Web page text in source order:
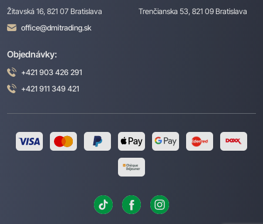
Žitavská 16, 821 07 Bratislava
office@dmitrading.sk
Trenčianska 53, 821 09 Bratislava
Objednávky:
+421 903 426 291
+421 911 349 421